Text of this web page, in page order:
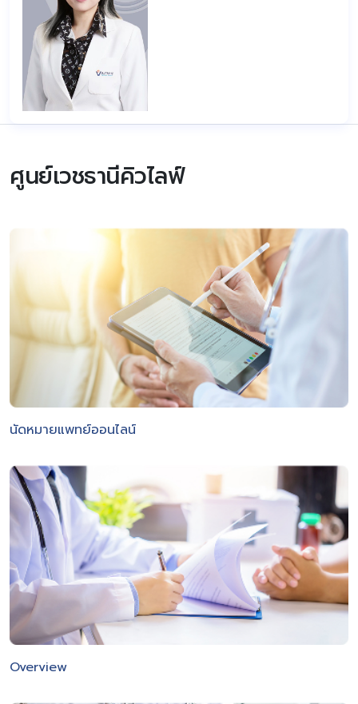
ศูนย์เวชธานีคิวไลฟ์
นัดหมายแพทย์ออนไลน์
Overview